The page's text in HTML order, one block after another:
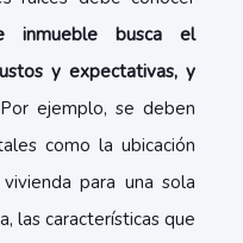
busca el
y expectativas, y
ejemplo, se deben
como la ubicación
para una sola
las características que